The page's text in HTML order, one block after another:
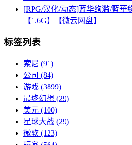
[RPG/汉化/动态]蓝华绚滥/藍華
【1.6G】【微云网盘】
标签列表
索尼 (91)
公司 (84)
游戏 (3899)
最终幻想 (29)
美元 (100)
星球大战 (29)
微软 (123)